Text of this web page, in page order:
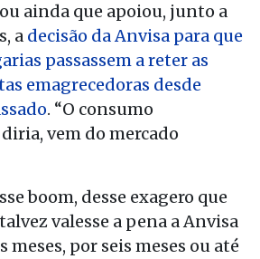
ainda que apoiou, junto a
a decisão da Anvisa para que
passassem a reter as
emagrecedoras desde
. “O consumo
vem do mercado
boom, desse exagero que
valesse a pena a Anvisa
meses, por seis meses ou até